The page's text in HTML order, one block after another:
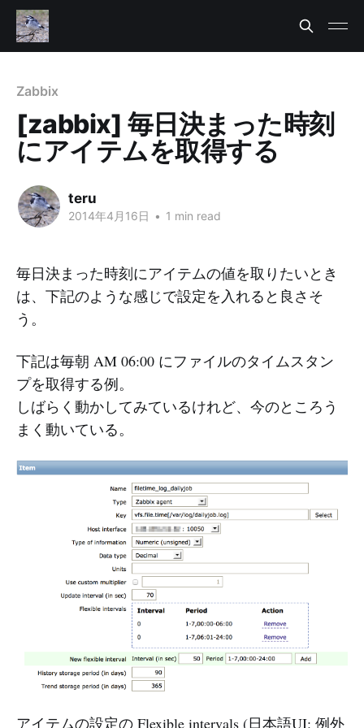
Zabbix
[zabbix] 毎日決まった時刻
にアイテムを取得する
teru
2014年4月16日 • 1 min read
毎日決まった時刻にアイテムの値を取りたいとき
は、下記のような感じで設定を入れると良さそ
う。
下記は毎朝 AM 06:00 にファイルのタイムスタン
プを取得する例。
しばらく動かしてみているけれど、今のところう
まく動いている。
アイテムの設定の Flexible intervals (日本語UI: 例外